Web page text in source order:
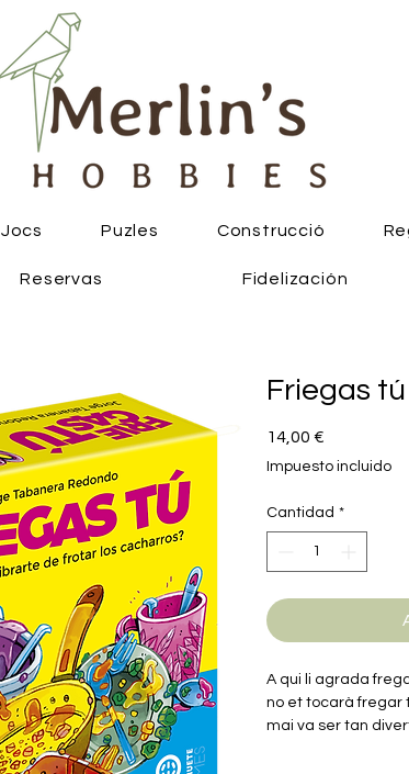
Jocs Puzles Construcció
Reservas Fidelización
Friegas tú
14,00 €
Impuesto incluido
Cantidad *
A qui li agrada
no et tocarà fregar
mai va ser tan